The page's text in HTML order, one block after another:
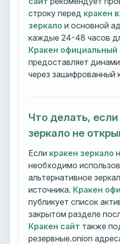
строку перед кракен
зеркало и основной
каждые 24-48 часов
Кракен официальный
предоставляет
через зашифрованный
Что делать, если
зеркало не
Если кракен зеркало
необходимо
альтернативное
источника. Кракен
публикует список
закрытом разделе
Кракен сайт также
резервные.onion